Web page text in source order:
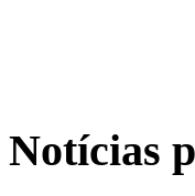
Notícias